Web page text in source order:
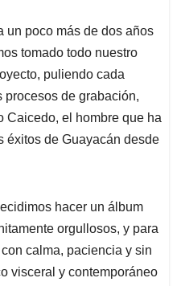
un poco más de dos años
tomado todo nuestro
puliendo cada
de grabación,
Caicedo, el hombre que ha
éxitos de Guayacán desde
hacer un álbum
orgullosos, y para
calma, paciencia y sin
visceral y contemporáneo